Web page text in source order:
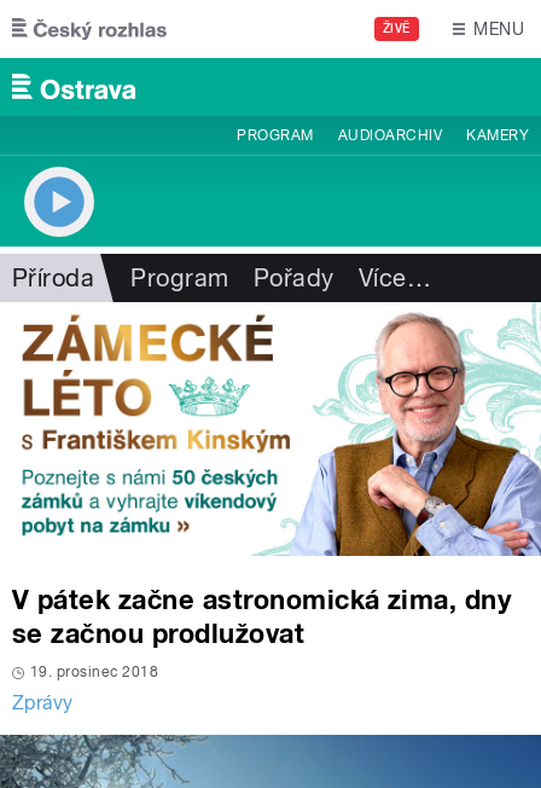
Přejít k hlavnímu obsahu
ŽIVĚ MENU
PROGRAM AUDIOARCHIV KAMERY
Příroda Program Pořady Více…
V pátek začne astronomická zima, dny
se začnou prodlužovat
19. prosinec 2018
Zprávy